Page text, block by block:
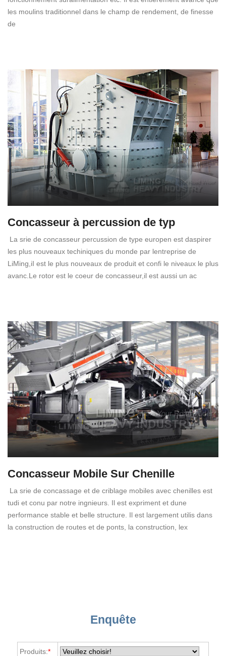
les moulins traditionnel dans le champ de rendement, de finesse
de
Concasseur à percussion de typ
La srie de concasseur percussion de type europen est daspirer
les plus nouveaux techiniques du monde par lentreprise de
LiMing,iI est le plus nouveaux de produit et confi le niveaux le plus
avanc.Le rotor est le coeur de concasseur,il est aussi un ac
Concasseur Mobile Sur Chenille
La srie de concassage et de criblage mobiles avec chenilles est
tudi et conu par notre ingnieurs. Il est expriment et dune
performance stable et belle structure. Il est largement utilis dans
la construction de routes et de ponts, la construction, lex
Enquête
Produits:*